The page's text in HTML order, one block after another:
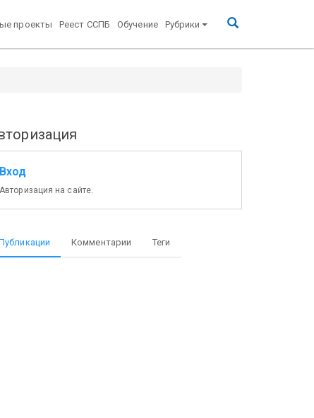
проекты Реест ССПБ Обучение Рубрики
Вход
Авторизация на сайте.
Комментарии Теги